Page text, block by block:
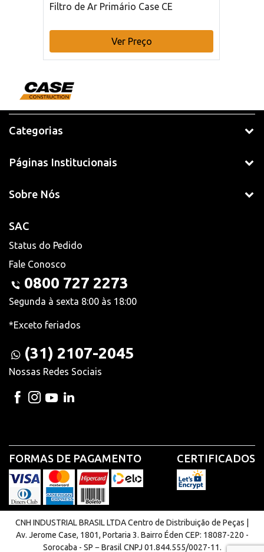
Filtro de Ar Primário Case CE
Ver Preço
Categorias
Páginas Institucionais
Sobre Nós
SAC
Status do Pedido
Fale Conosco
0800 727 2273
Segunda à sexta 8:00 às 18:00
*Exceto feriados
(31) 2107-2045
Nossas Redes Sociais
FORMAS DE PAGAMENTO CERTIFICADOS
CNH INDUSTRIAL BRASIL LTDA Centro de Distribuição de Peças |
Av. Jerome Case, 1801, Portaria 3. Bairro Éden CEP: 18087-220 -
Sorocaba - SP − Brasil CNPJ 01.844.555/0027-11.